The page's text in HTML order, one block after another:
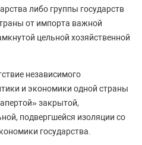
либо группы государств
от импорта важной
цельной хозяйственной
независимого
и экономики одной страны
закрытой,
подвергшейся изоляции со
государства.